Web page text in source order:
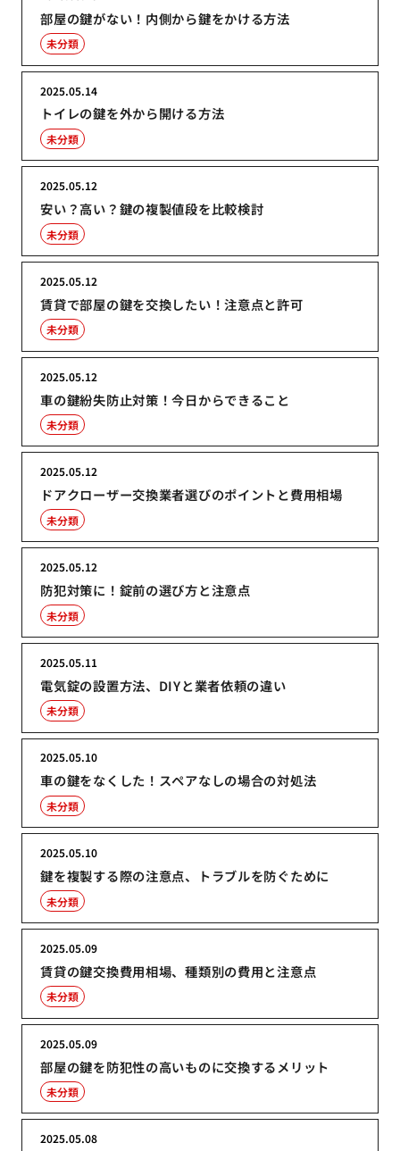
部屋の鍵がない！内側から鍵をかける方法
未分類
トイレの鍵を外から開ける方法
2025.05.14
未分類
安い？高い？鍵の複製値段を比較検討
2025.05.12
未分類
賃貸で部屋の鍵を交換したい！注意点と許可
2025.05.12
未分類
車の鍵紛失防止対策！今日からできること
2025.05.12
未分類
ドアクローザー交換業者選びのポイントと費用相場
2025.05.12
未分類
防犯対策に！錠前の選び方と注意点
2025.05.12
未分類
電気錠の設置方法、DIYと業者依頼の違い
2025.05.11
未分類
車の鍵をなくした！スペアなしの場合の対処法
2025.05.10
未分類
鍵を複製する際の注意点、トラブルを防ぐために
2025.05.10
未分類
賃貸の鍵交換費用相場、種類別の費用と注意点
2025.05.09
未分類
部屋の鍵を防犯性の高いものに交換するメリット
2025.05.09
未分類
2025.05.08